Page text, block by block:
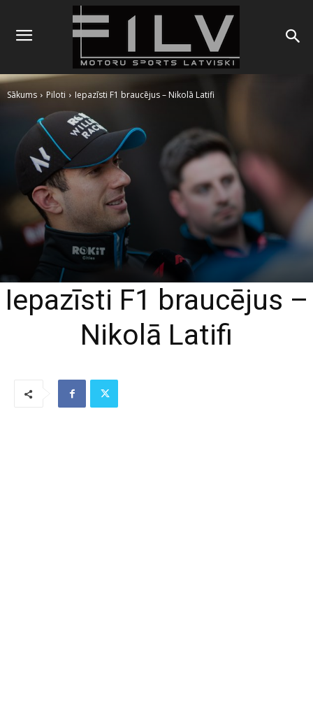
Sākums Piloti Iepazīsti F1 braucējus – Nikolā Latifi
Iepazīsti F1 braucējus –
Nikolā Latifi